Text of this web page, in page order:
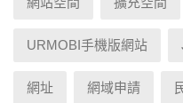
URMOBI手機版網站
網址 網域申請